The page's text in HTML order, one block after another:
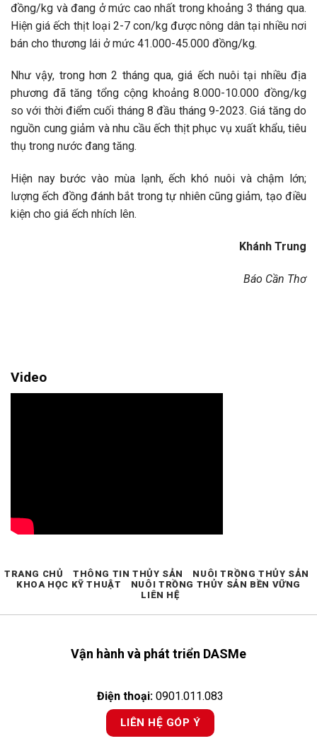
đồng/kg và đang ở mức cao nhất trong khoảng 3 tháng qua.
Hiện giá ếch thịt loại 2-7 con/kg được nông dân tại nhiều nơi
bán cho thương lái ở mức 41.000-45.000 đồng/kg.
Như vậy, trong hơn 2 tháng qua, giá ếch nuôi tại nhiều địa
phương đã tăng tổng cộng khoảng 8.000-10.000 đồng/kg
so với thời điểm cuối tháng 8 đầu tháng 9-2023. Giá tăng do
nguồn cung giảm và nhu cầu ếch thịt phục vụ xuất khẩu, tiêu
thụ trong nước đang tăng.
Hiện nay bước vào mùa lạnh, ếch khó nuôi và chậm lớn;
lượng ếch đồng đánh bắt trong tự nhiên cũng giảm, tạo điều
kiện cho giá ếch nhích lên.
Khánh Trung
Báo Cần Thơ
Video
Vận hành và phát triển DASMe
Điện thoại: 0901.011.083
LIÊN HỆ GÓP Ý
TRANG CHỦ THÔNG TIN THỦY SẢN
NUÔI TRỒNG THỦY SẢN
KHOA HỌC KỸ THUẬT
NUÔI TRỒNG THỦY SẢN BỀN VỮNG
LIÊN HỆ